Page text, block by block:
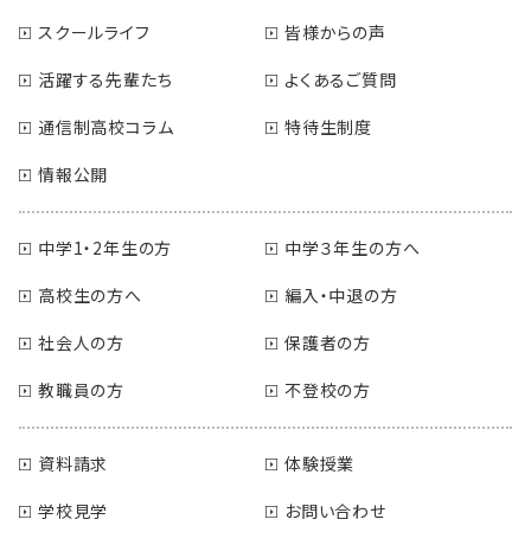
スクールライフ
皆様からの声
活躍する先輩たち
よくあるご質問
通信制高校コラム
特待生制度
情報公開
中学1・2年生の方
中学３年生の方へ
高校生の方へ
編入・中退の方
社会人の方
保護者の方
教職員の方
不登校の方
資料請求
体験授業
学校見学
お問い合わせ